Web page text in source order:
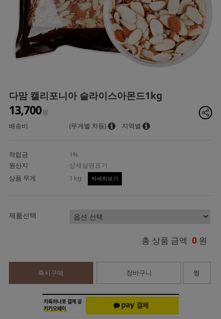
다맘 캘리포니아 슬라이스아몬드1kg
13,700원
배송비
(무게별 차등) 지역별
적립금
1%
원산지
상세설명표기
상품 무게
1 kg 자세히보기
제품선택
총 상품 금액 0 원
즉시구매 장바구니 찜